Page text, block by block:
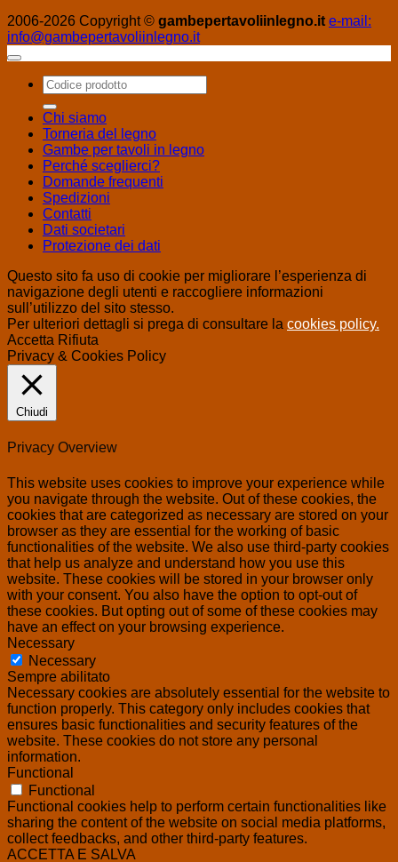
2006-2026 Copyright © gambepertavoliinlegno.it e-mail:
info@gambepertavoliinlegno.it
Cerca:
Chi siamo
Torneria del legno
Gambe per tavoli in legno
Perché sceglierci?
Domande frequenti
Spedizioni
Contatti
Dati societari
Protezione dei dati
Questo sito fa uso di cookie per migliorare l’esperienza di
navigazione degli utenti e raccogliere informazioni
sull’utilizzo del sito stesso.
Per ulteriori dettagli si prega di consultare la cookies policy.
Accetta Rifiuta
Privacy & Cookies Policy
Chiudi
Privacy Overview
This website uses cookies to improve your experience while
you navigate through the website. Out of these cookies, the
cookies that are categorized as necessary are stored on your
browser as they are essential for the working of basic
functionalities of the website. We also use third-party cookies
that help us analyze and understand how you use this
website. These cookies will be stored in your browser only
with your consent. You also have the option to opt-out of
these cookies. But opting out of some of these cookies may
have an effect on your browsing experience.
Necessary
Necessary
Sempre abilitato
Necessary cookies are absolutely essential for the website to
function properly. This category only includes cookies that
ensures basic functionalities and security features of the
website. These cookies do not store any personal
information.
Functional
Functional
Functional cookies help to perform certain functionalities like
sharing the content of the website on social media platforms,
collect feedbacks, and other third-party features.
ACCETTA E SALVA